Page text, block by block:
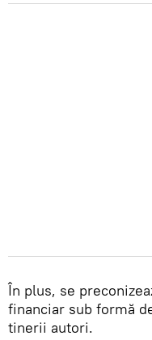
În plus, se
financiar sub formă
tinerii autori.